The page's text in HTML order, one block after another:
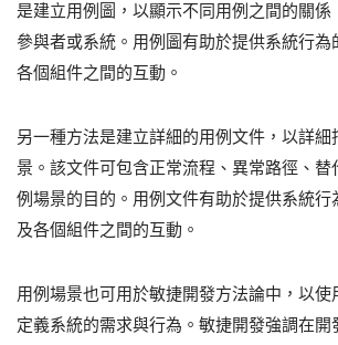
是建立用例圖，以顯示不同用例之間的關係
參與者或系統。用例圖有助於提供系統行為
各個組件之間的互動。
另一種方法是建立詳細的用例文件，以詳細
景。該文件可包含正常流程、異常路徑、替
例場景的目的。用例文件有助於提供系統行
及各個組件之間的互動。
用例場景也可用於敏捷開發方法論中，以使
定義系統的需求與行為。敏捷開發強調在開